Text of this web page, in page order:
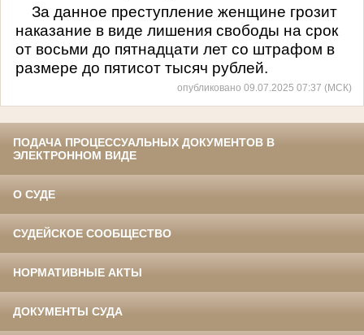
За данное преступление женщине грозит
наказание в виде лишения свободы на срок
от восьми до пятнадцати лет со штрафом в
размере до пятисот тысяч рублей.
опубликовано 09.07.2025 07:37 (МСК)
ПОДАЧА ПРОЦЕССУАЛЬНЫХ ДОКУМЕНТОВ В
ЭЛЕКТРОННОМ ВИДЕ
О СУДЕ
СУДЕЙСКОЕ СООБЩЕСТВО
НОРМАТИВНЫЕ АКТЫ
ДОКУМЕНТЫ СУДА